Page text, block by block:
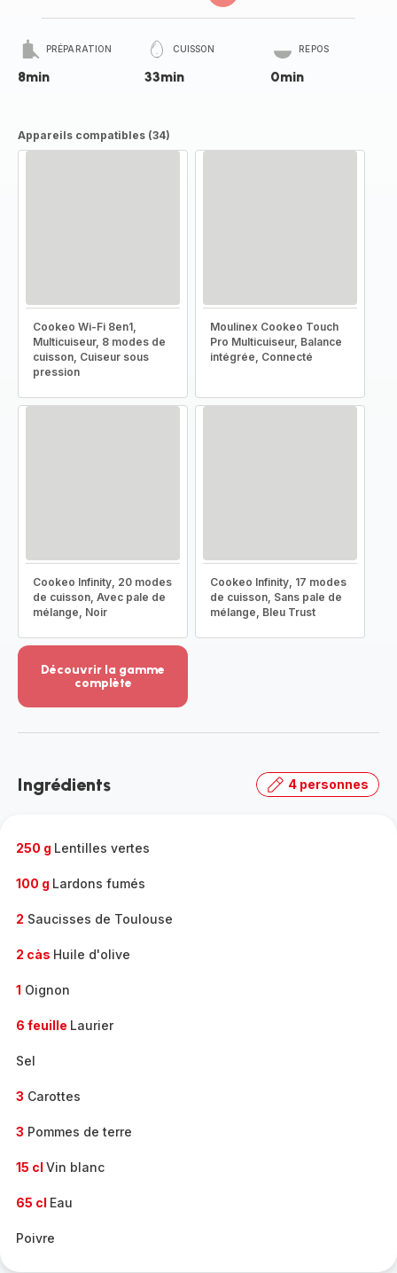
PRÉPARATION
8min
CUISSON
33min
REPOS
0min
Appareils compatibles (34)
Cookeo Wi-Fi 8en1,
Multicuiseur, 8 modes de
cuisson, Cuiseur sous
pression
Moulinex Cookeo Touch
Pro Multicuiseur, Balance
intégrée, Connecté
Cookeo Infinity, 20 modes
de cuisson, Avec pale de
mélange, Noir
Cookeo Infinity, 17 modes
de cuisson, Sans pale de
mélange, Bleu Trust
Découvrir la gamme
complète
-
gamme
Ingrédients 4 personnes
250 g Lentilles vertes
100 g Lardons fumés
2 Saucisses de Toulouse
2 càs Huile d'olive
1 Oignon
6 feuille Laurier
Sel
3 Carottes
3 Pommes de terre
15 cl Vin blanc
65 cl Eau
Poivre